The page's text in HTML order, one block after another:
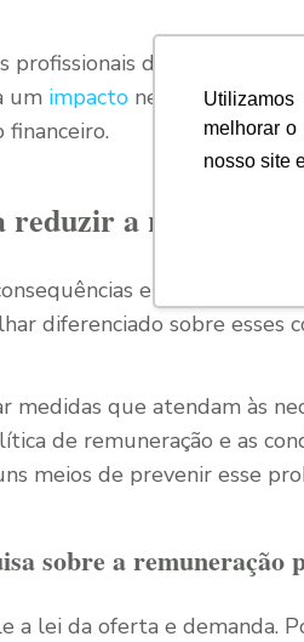
melhorar o
nosso site
profissionais desse setor
um impacto negativo em
reduzir a
e
diferenciado sobre esses
medidas que atendam às
de remuneração e as
meios de prevenir esse
sobre a remuneração
a lei da oferta e demanda.